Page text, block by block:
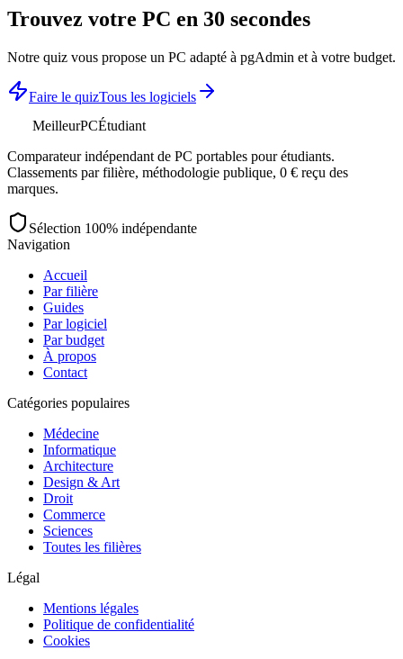
Trouvez votre PC en 30 secondes
Notre quiz vous propose un PC adapté à pgAdmin et à votre budget.
Faire le quizTous les logiciels
MeilleurPCÉtudiant
Comparateur indépendant de PC portables pour étudiants.
Classements par filière, méthodologie publique, 0 € reçu des
marques.
Sélection 100% indépendante
Navigation
Accueil
Par filière
Guides
Par logiciel
Par budget
À propos
Contact
Catégories populaires
Médecine
Informatique
Architecture
Design & Art
Droit
Commerce
Sciences
Toutes les filières
Légal
Mentions légales
Politique de confidentialité
Cookies